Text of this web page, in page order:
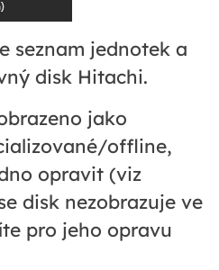
seznam jednotek a
disk Hitachi.
jako
offline,
opravit (viz
disk nezobrazuje ve
pro jeho opravu